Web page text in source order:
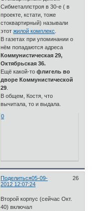
Сибметаллстроя в 30-е ( в
проекте, кстати, тоже
стоквартирный) называли
этотжилой комплекс
В газетах при упоминании о
нём попадаются адреса
Коммунистическая 29,
Октябрьская 36.
Ещё какой-тофлигель во
дворе Коммунистической
29
В общем, Костя, что
вычитала, то и выдала.
0
Поделиться 26
05-09-
2012 12:07:24
Второй корпус (сейчас Окт.
40) включал